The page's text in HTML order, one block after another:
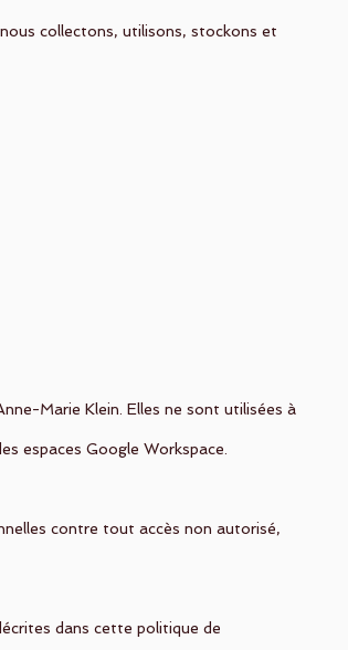
collectons, utilisons, stockons et
Marie Klein. Elles ne sont utilisées à
espaces Google Workspace.
contre tout accès non autorisé,
dans cette politique de